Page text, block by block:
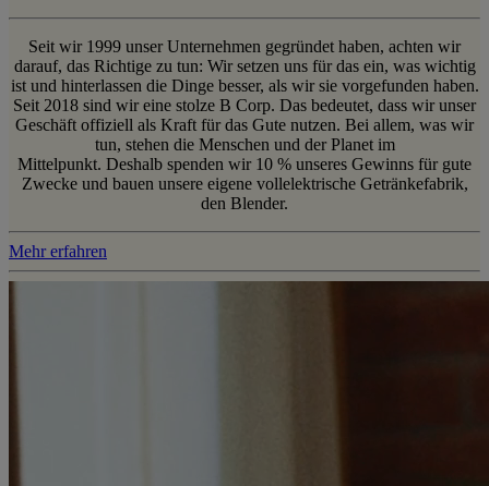
Seit wir 1999 unser Unternehmen gegründet haben, achten wir
darauf, das Richtige zu tun: Wir setzen uns für das ein, was wichtig
ist und hinterlassen die Dinge besser, als wir sie vorgefunden haben.
Seit 2018 sind wir eine stolze B Corp. Das bedeutet, dass wir unser
Geschäft offiziell als Kraft für das Gute nutzen. Bei allem, was wir
tun, stehen die Menschen und der Planet im
Mittelpunkt. Deshalb spenden wir 10 % unseres Gewinns für gute
Zwecke und bauen unsere eigene vollelektrische Getränkefabrik,
den Blender.
Mehr erfahren